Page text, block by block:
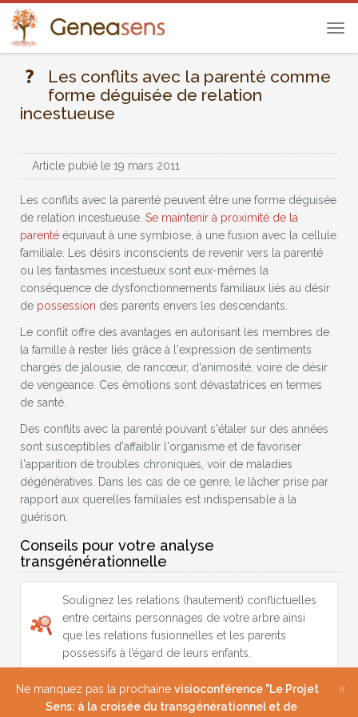
Les conflits avec la parenté comme
forme déguisée de relation
incestueuse
Article pubié le 19 mars 2011
Les conflits avec la parenté peuvent être une forme déguisée
de relation incestueuse. Se maintenir à proximité de la
parenté équivaut à une symbiose, à une fusion avec la cellule
familiale. Les désirs inconscients de revenir vers la parenté
ou les fantasmes incestueux sont eux-mêmes la
conséquence de dysfonctionnements familiaux liés au désir
de possession des parents envers les descendants.
Le conflit offre des avantages en autorisant les membres de
la famille à rester liés grâce à l'expression de sentiments
chargés de jalousie, de rancœur, d'animosité, voire de désir
de vengeance. Ces émotions sont dévastatrices en termes
de santé.
Des conflits avec la parenté pouvant s'étaler sur des années
sont susceptibles d'affaiblir l'organisme et de favoriser
l'apparition de troubles chroniques, voir de maladies
dégénératives. Dans les cas de ce genre, le lâcher prise par
rapport aux querelles familiales est indispensable à la
guérison.
Conseils pour votre analyse
transgénérationnelle
Soulignez les relations (hautement) conflictuelles
entre certains personnages de votre arbre ainsi
que les relations fusionnelles et les parents
possessifs à l’égard de leurs enfants.
Voir aussi ×
Ne manquez pas la prochaine visioconférence "Le Projet
Sens: à la croisée du transgénérationnel et de